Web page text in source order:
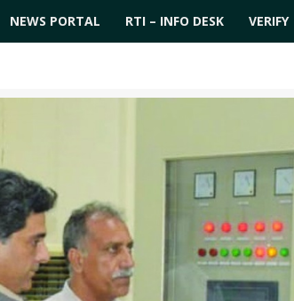
NEWS PORTAL RTI – INFO DESK VERIFY